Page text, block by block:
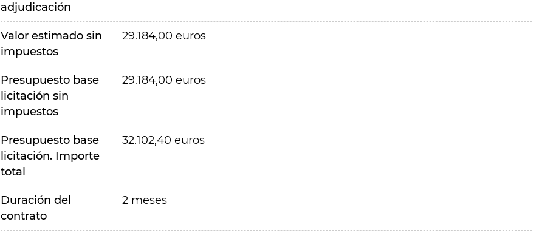
adjudicación
Valor estimado sin
impuestos
29.184,00 euros
Presupuesto base
licitación sin
impuestos
29.184,00 euros
Presupuesto base
licitación. Importe
total
32.102,40 euros
Duración del
contrato
2 meses